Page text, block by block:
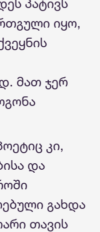
პატივს
იყო,
მათ ჯერ
კი,
და
გახდა
თავის